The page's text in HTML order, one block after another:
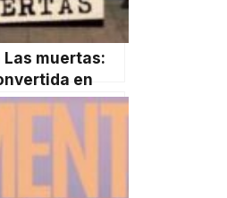
muertas:
en